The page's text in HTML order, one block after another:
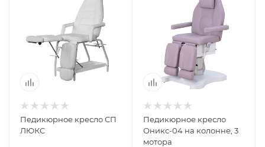
Педикюрное кресло СП
ЛЮКС
Педикюрное кресло
Оникс-04 на колонне, 3
мотора